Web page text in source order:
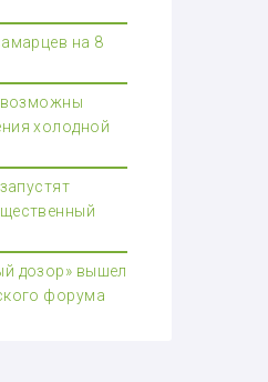
на 8
возможны
холодной
дозор» вышел
форума